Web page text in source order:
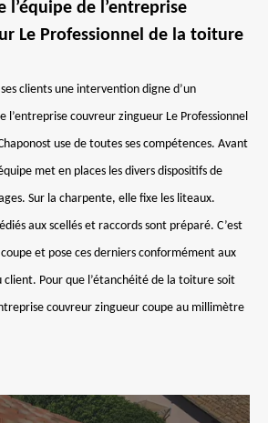
l’équipe de l’entreprise
Le Professionnel de la toiture
clients une intervention digne d’un
l’entreprise couvreur zingueur Le Professionnel
use de toutes ses compétences. Avant
met en places les divers dispositifs de
Sur la charpente, elle fixe les liteaux.
aux scellés et raccords sont préparé. C’est
et pose ces derniers conformément aux
client. Pour que l’étanchéité de la toiture soit
couvreur zingueur coupe au millimètre